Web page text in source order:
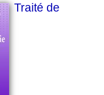
Traité de